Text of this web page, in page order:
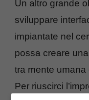
Un altro grande
sviluppare
impiantate nel
possa creare
tra mente
Per riuscirci